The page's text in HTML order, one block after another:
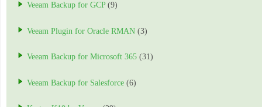
Veeam Backup for GCP(9)
Veeam Plugin for Oracle RMAN (3)
Veeam Backup for Microsoft 365 (31)
Veeam Backup for Salesforce (6)